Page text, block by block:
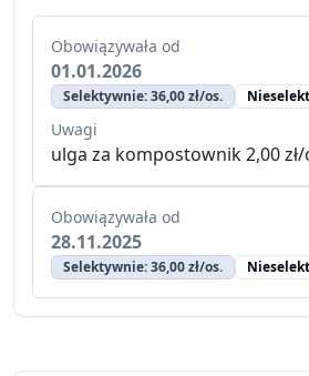
Obowiązywała od
01.01.2026
Selektywnie: 36,00 zł/os.
Uwagi
ulga za kompostownik 2,00 zł/
Obowiązywała od
28.11.2025
Selektywnie: 36,00 zł/os.